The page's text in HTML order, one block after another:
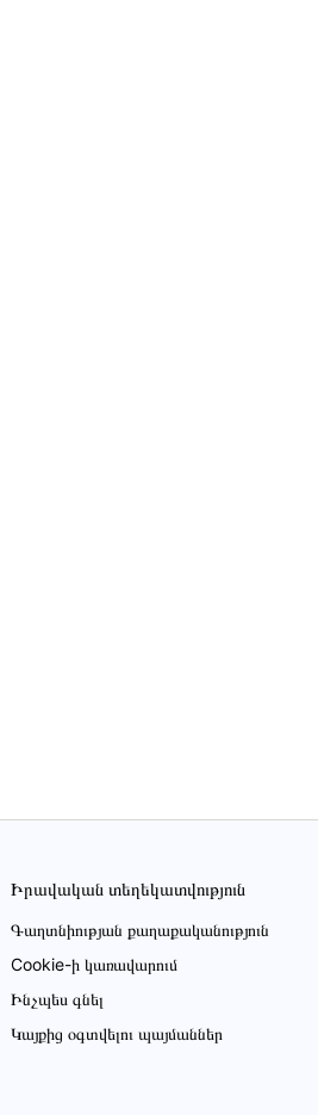
Իրավական տեղեկատվություն
Գաղտնիության քաղաքականություն
Cookie-ի կառավարում
Ինչպես գնել
Կայքից օգտվելու պայմաններ